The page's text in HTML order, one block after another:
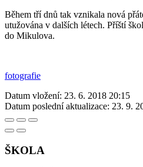
Během tří dnů tak vznikala nová
utužována v dalších létech. Příští
do Mikulova.
fotografie
Datum vložení: 23. 6. 2018 20:15
Datum poslední aktualizace: 23. 9.
ŠKOLA